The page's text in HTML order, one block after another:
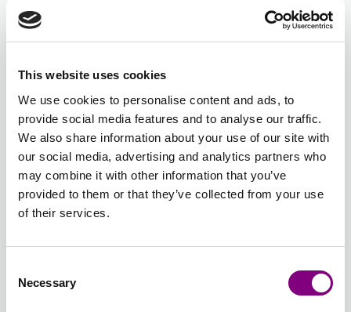
This website uses cookies
We use cookies to personalise content and ads, to
provide social media features and to analyse our traffic.
We also share information about your use of our site with
our social media, advertising and analytics partners who
may combine it with other information that you’ve
provided to them or that they’ve collected from your use
of their services.
Selection
Necessary
1447 -
HINDBÆR
MELERET MELERET
1458 -
OLIVENGRØN
1459 -
GAMMEL
ROSE
1460 -
LYS
AQUA
1461 -
PUDDER
BLÅ
1462 -
PUDDER
ROSE
1463 -
LYS
GUL
1464 -
FUCHSIA
TURKIS
1466 -
Batchnummer: